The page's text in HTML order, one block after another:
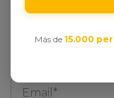
Más de 15.000